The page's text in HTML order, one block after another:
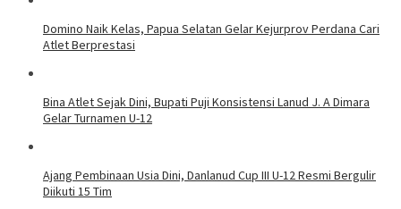
Domino Naik Kelas, Papua Selatan Gelar Kejurprov Perdana Cari
Atlet Berprestasi
Bina Atlet Sejak Dini, Bupati Puji Konsistensi Lanud J. A Dimara
Gelar Turnamen U-12
Ajang Pembinaan Usia Dini, Danlanud Cup III U-12 Resmi Bergulir
Diikuti 15 Tim